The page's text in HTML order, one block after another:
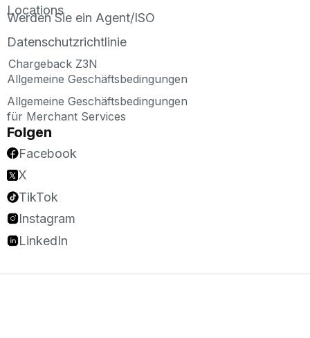
Locations
Werden Sie ein Agent/ISO
Datenschutzrichtlinie
Chargeback Z3N
Allgemeine Geschäftsbedingungen
Allgemeine Geschäftsbedingungen
für Merchant Services
Folgen
Facebook
X
TikTok
Instagram
LinkedIn